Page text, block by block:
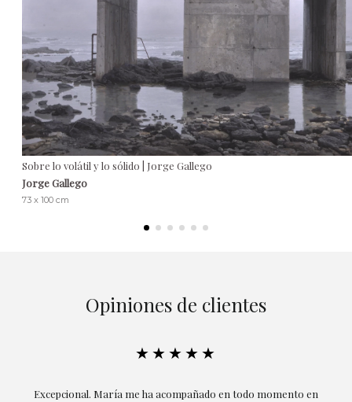
Sobre lo volátil y lo sólido | Jorge Gallego
Jorge Gallego
73 x 100 cm
Opiniones de clientes
★★★★★
Excepcional. María me ha acompañado en todo momento en